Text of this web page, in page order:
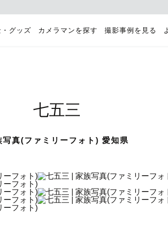
グッズ カメラマンを探す 撮影事例を見る
七五三
写真(ファミリーフォト) 愛知県